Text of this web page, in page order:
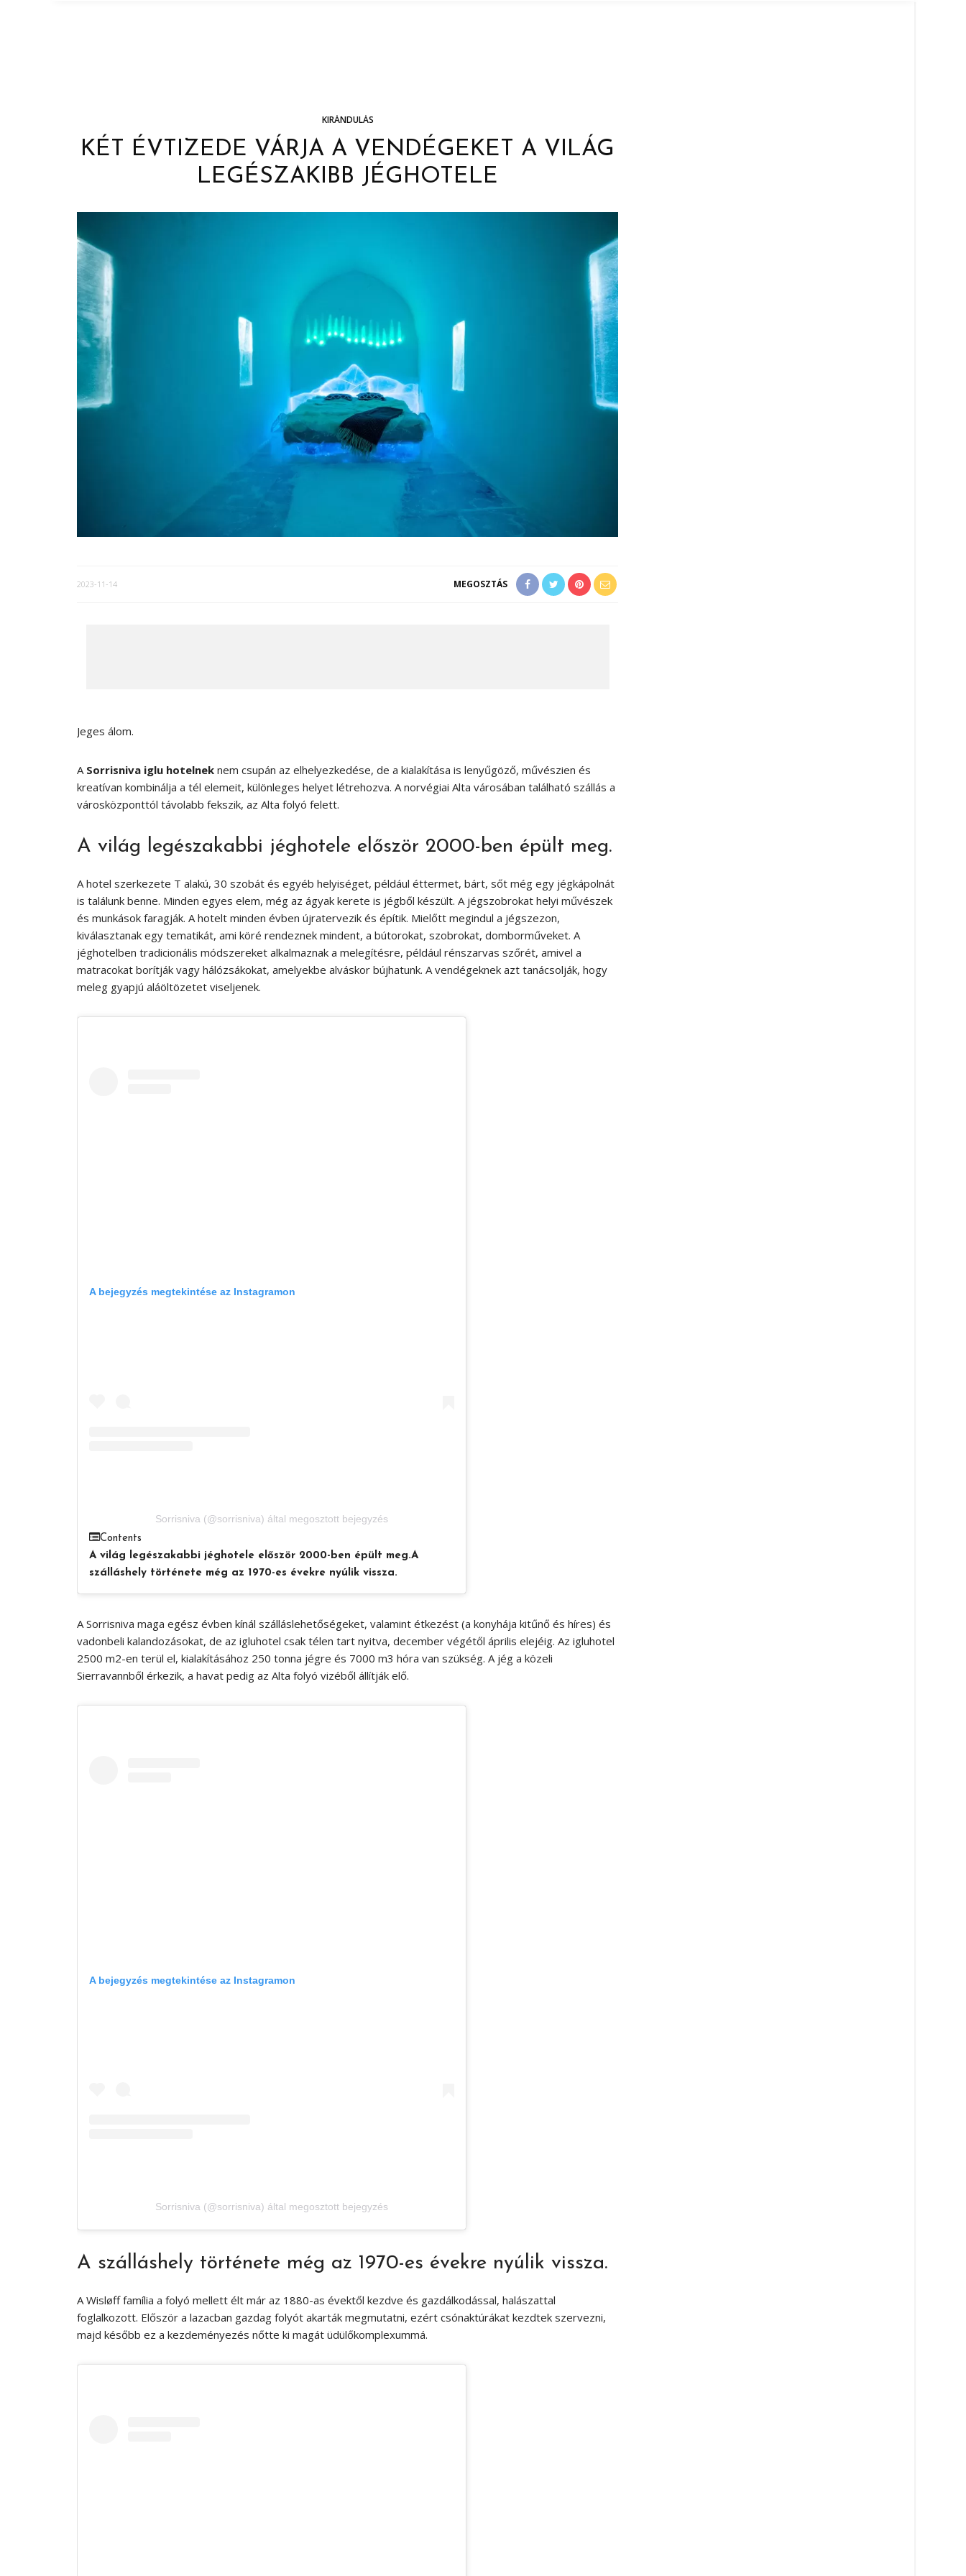
KIRÁNDULÁS
KÉT ÉVTIZEDE VÁRJA A VENDÉGEKET A VILÁG
LEGÉSZAKIBB JÉGHOTELE
2023-11-14 MEGOSZTÁS
Jeges álom.
A Sorrisniva iglu hotelnek nem csupán az elhelyezkedése, de a kialakítása is lenyűgöző, művészien és
kreatívan kombinálja a tél elemeit, különleges helyet létrehozva. A norvégiai Alta városában található szállás a
városközponttól távolabb fekszik, az Alta folyó felett.
A világ legészakabbi jéghotele először 2000-ben épült meg.
A hotel szerkezete T alakú, 30 szobát és egyéb helyiséget, például éttermet, bárt, sőt még egy jégkápolnát
is találunk benne. Minden egyes elem, még az ágyak kerete is jégből készült. A jégszobrokat helyi művészek
és munkások faragják. A hotelt minden évben újratervezik és építik. Mielőtt megindul a jégszezon,
kiválasztanak egy tematikát, ami köré rendeznek mindent, a bútorokat, szobrokat, domborműveket. A
jéghotelben tradicionális módszereket alkalmaznak a melegítésre, például rénszarvas szőrét, amivel a
matracokat borítják vagy hálózsákokat, amelyekbe alváskor bújhatunk. A vendégeknek azt tanácsolják, hogy
meleg gyapjú aláöltözetet viseljenek.
A bejegyzés megtekintése az Instagramon
Sorrisniva (@sorrisniva) által megosztott bejegyzés
Contents
A világ legészakabbi jéghotele először 2000-ben épült meg.A
szálláshely története még az 1970-es évekre nyúlik vissza.
A Sorrisniva maga egész évben kínál szálláslehetőségeket, valamint étkezést (a konyhája kitűnő és híres) és
vadonbeli kalandozásokat, de az igluhotel csak télen tart nyitva, december végétől április elejéig. Az igluhotel
2500 m2-en terül el, kialakításához 250 tonna jégre és 7000 m3 hóra van szükség. A jég a közeli
Sierravannből érkezik, a havat pedig az Alta folyó vizéből állítják elő.
A bejegyzés megtekintése az Instagramon
Sorrisniva (@sorrisniva) által megosztott bejegyzés
A szálláshely története még az 1970-es évekre nyúlik vissza.
A Wisløff família a folyó mellett élt már az 1880-as évektől kezdve és gazdálkodással, halászattal
foglalkozott. Először a lazacban gazdag folyót akarták megmutatni, ezért csónaktúrákat kezdtek szervezni,
majd később ez a kezdeményezés nőtte ki magát üdülőkomplexummá.